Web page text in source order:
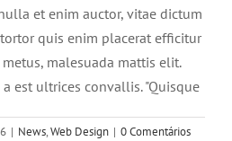
et enim auctor, vitae dictum
quis enim placerat efficitur
malesuada mattis elit.
est ultrices convallis. "Quisque
| News,Web Design | 0 Comentários
risus eget